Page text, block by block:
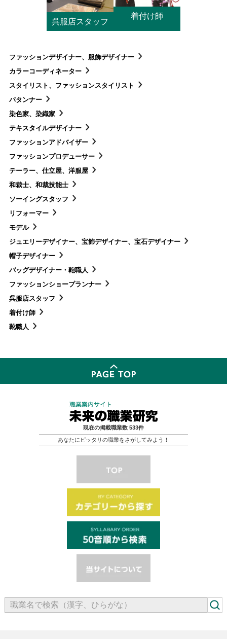
呉服店スタッフ
着付け師
ファッションデザイナー、服飾デザイナー
カラーコーディネーター
スタイリスト、ファッションスタイリスト
パタンナー
染色家、染織家
テキスタイルデザイナー
ファッションアドバイザー
ファッションプロデューサー
テーラー、仕立屋、洋服屋
和裁士、和裁技能士
ソーイングスタッフ
リフォーマー
モデル
ジュエリーデザイナー、宝飾デザイナー、宝石デザイナー
帽子デザイナー
バッグデザイナー・鞄職人
ファッションショープランナー
呉服店スタッフ
着付け師
靴職人
現在の掲載職業数 533件
あなたにピッタリの職業をさがしてみよう！